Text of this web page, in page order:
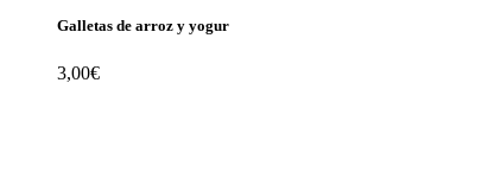
Galletas de arroz y yogur
3,00€